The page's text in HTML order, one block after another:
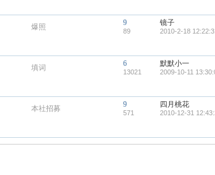
爆照 9
89
镜子
2010-2-18
填词 6
13021
默默小一
2009-10-11
本社招募 9
571
四月桃花
2010-12-31